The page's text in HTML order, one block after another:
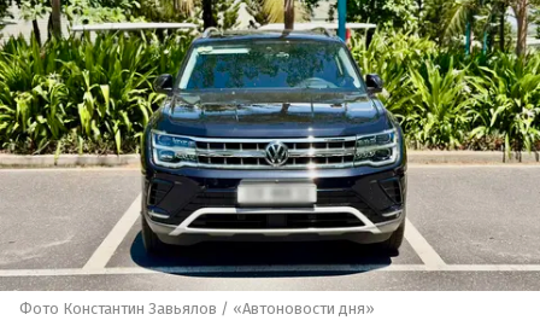
Фото Константин Завьялов / «Автоновости дня»